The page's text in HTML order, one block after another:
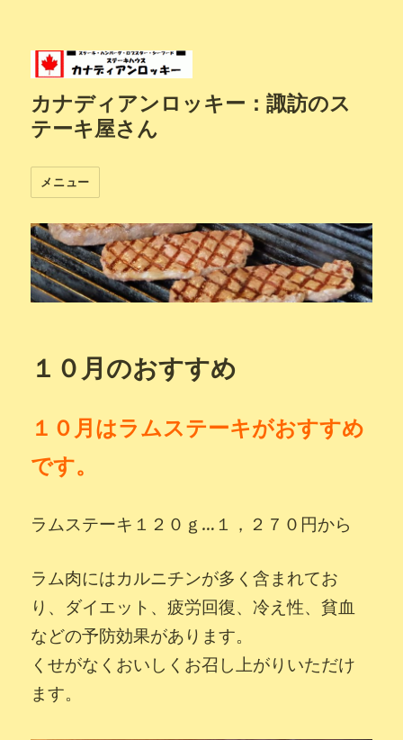
カナディアンロッキー：諏訪のス
テーキ屋さん
メニュー
１０月のおすすめ
１０月はラムステーキがおすすめ
です。
ラムステーキ１２０ ｇ…１，２７０円から
ラム肉にはカルニチンが多く含まれてお
り、ダイエット、疲労回復、冷え性、貧血
などの予防効果があります。
くせがなくおいしくお召し上がりいただけ
ます。